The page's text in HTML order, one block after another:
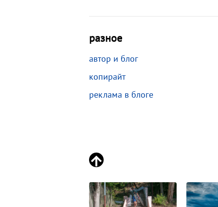
разное
автор и блог
копирайт
реклама в блоге